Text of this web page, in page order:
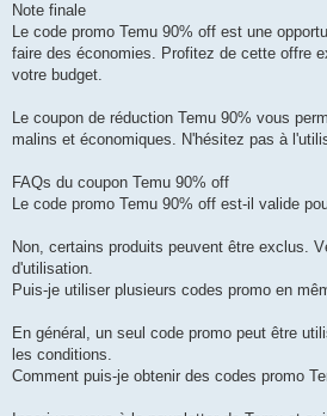
Note finale
Le code promo Temu 90% off est une
faire des économies. Profitez de cette offre
votre budget.
Le coupon de réduction Temu 90% vous
malins et économiques. N'hésitez pas à
FAQs du coupon Temu 90% off
Le code promo Temu 90% off est-il valide
Non, certains produits peuvent être exclus.
d'utilisation.
Puis-je utiliser plusieurs codes promo en
En général, un seul code promo peut être
les conditions.
Comment puis-je obtenir des codes promo